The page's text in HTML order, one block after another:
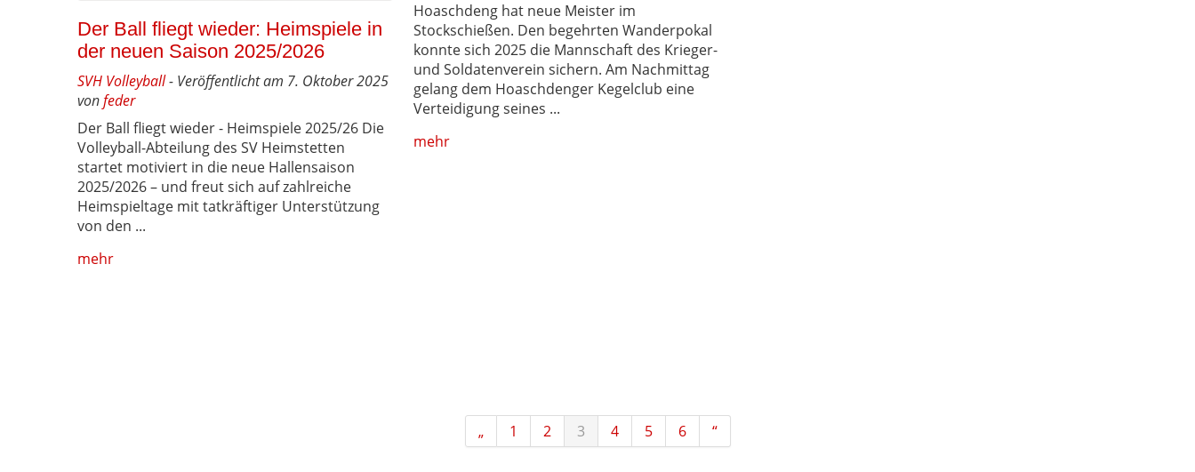
Der Ball fliegt wieder: Heimspiele in
der neuen Saison 2025/2026
SVH Volleyball- Veröffentlicht am 7. Oktober 2025
vonfeder
Der Ball fliegt wieder - Heimspiele 2025/26 Die
Volleyball-Abteilung des SV Heimstetten
startet motiviert in die neue Hallensaison
2025/2026 – und freut sich auf zahlreiche
Heimspieltage mit tatkräftiger Unterstützung
von den ...
mehr
Hoaschdeng hat neue Meister im
Stockschießen. Den begehrten Wanderpokal
konnte sich 2025 die Mannschaft des Krieger-
und Soldatenverein sichern. Am Nachmittag
gelang dem Hoaschdenger Kegelclub eine
Verteidigung seines ...
mehr
„ 1 2 3 4 5 6 “